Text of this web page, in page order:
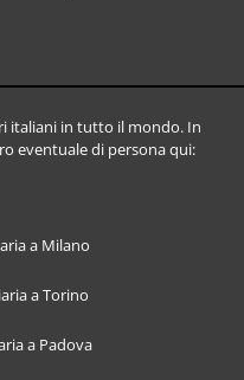
italiani in tutto il mondo. In
eventuale di persona qui:
a Milano
a Torino
a Padova